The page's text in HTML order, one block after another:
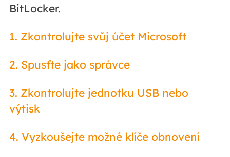
BitLocker.
1. Zkontrolujte svůj účet Microsoft
2. Spusťte jako správce
3. Zkontrolujte jednotku USB nebo
výtisk
4. Vyzkoušejte možné klíče obnovení